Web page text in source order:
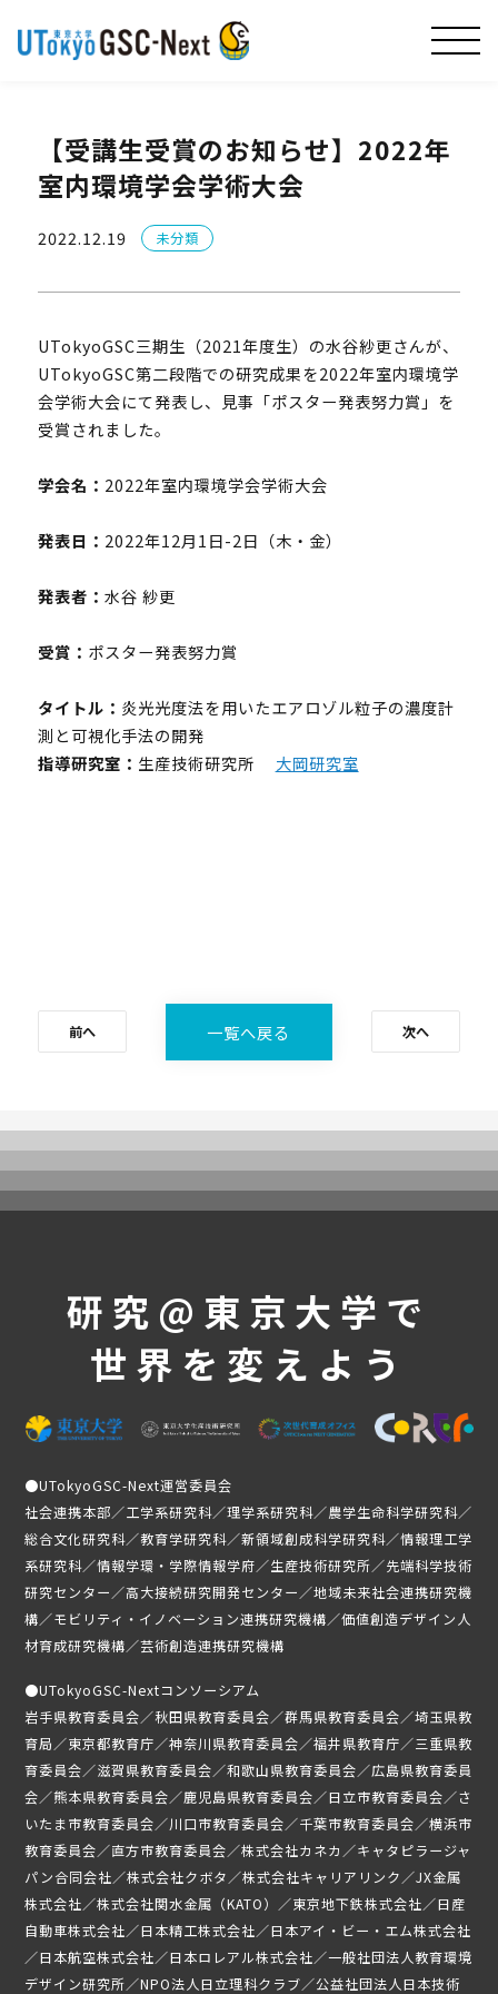
よくあるご質問
活動レポート
受講生の声
募集要項
受講生専用ページ
【受講生受賞のお知らせ】2022年
室内環境学会学術大会
2022.12.19 未分類
UTokyoGSC三期生（2021年度生）の水谷紗更さんが、
UTokyoGSC第二段階での研究成果を2022年室内環境学
会学術大会にて発表し、見事「ポスター発表努力賞」を
受賞されました。
学会名： 2022年室内環境学会学術大会
発表日： 2022年12月1日-2日（木・金）
発表者： 水谷 紗更
受賞： ポスター発表努力賞
タイトル： 炎光光度法を用いたエアロゾル粒子の濃度計
測と可視化手法の開発
指導研究室： 生産技術研究所 大岡研究室
前へ 一覧へ戻る 次へ
研究@東京大学で
世界を変えよう
●UTokyoGSC-Next運営委員会
社会連携本部／工学系研究科／理学系研究科／農学生命科学研究科／
総合文化研究科／教育学研究科／新領域創成科学研究科／情報理工学
系研究科／情報学環・学際情報学府／生産技術研究所／先端科学技術
研究センター／高大接続研究開発センター／地域未来社会連携研究機
構／モビリティ・イノベーション連携研究機構／価値創造デザイン人
材育成研究機構／芸術創造連携研究機構
●UTokyoGSC-Nextコンソーシアム
岩手県教育委員会／秋田県教育委員会／群馬県教育委員会／埼玉県教
育局／東京都教育庁／神奈川県教育委員会／福井県教育庁／三重県教
育委員会／滋賀県教育委員会／和歌山県教育委員会／広島県教育委員
会／熊本県教育委員会／鹿児島県教育委員会／日立市教育委員会／さ
いたま市教育委員会／川口市教育委員会／千葉市教育委員会／横浜市
教育委員会／直方市教育委員会／株式会社カネカ／キャタピラージャ
パン合同会社／株式会社クボタ／株式会社キャリアリンク／JX金属
株式会社／株式会社関水金属（KATO）／東京地下鉄株式会社／日産
自動車株式会社／日本精工株式会社／日本アイ・ビー・エム株式会社
／日本航空株式会社／日本ロレアル株式会社／一般社団法人教育環境
デザイン研究所／NPO法人日立理科クラブ／公益社団法人日本技術